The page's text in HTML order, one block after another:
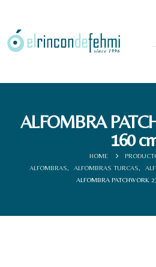
ALFOMBRA
160
HOME
ALFOMBRAS
ALFOMBRAS TURCAS
ALFOMBRA PATCHWORK